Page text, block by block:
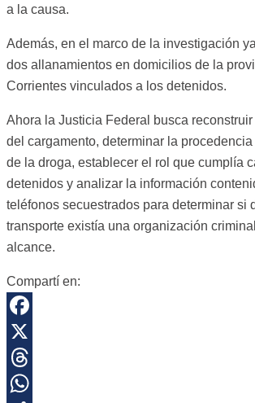
a la causa.
Además, en el marco de la investigación
dos allanamientos en domicilios de la
Corrientes vinculados a los detenidos.
Ahora la Justicia Federal busca
del cargamento, determinar la procedencia
de la droga, establecer el rol que cumplía
detenidos y analizar la información
teléfonos secuestrados para determinar si
transporte existía una organización
alcance.
Compartí en:
Facebook
X
Threads